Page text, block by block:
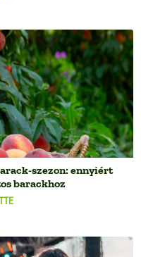
szezon: ennyiért
barackhoz